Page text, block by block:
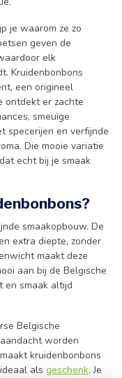
je waarom ze zo
geven de
elk
Kruidenbonbons
een origineel
ontdekt er zachte
smeuïge
specerijen en verfijnde
Die mooie variatie
echt bij je smaak
smaakopbouw. De
extra diepte, zonder
maakt deze
aan bij de Belgische
en smaak altijd
Belgische
worden
kruidenbonbons
als geschenk. Je